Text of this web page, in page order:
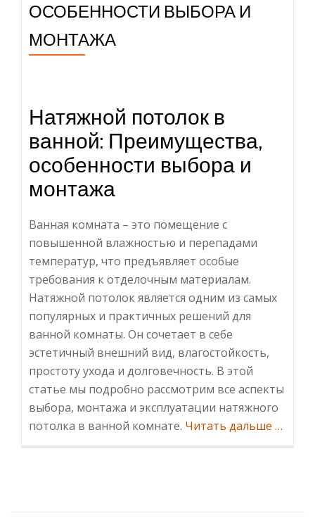
ОСОБЕННОСТИ ВЫБОРА И
МОНТАЖА
Натяжной потолок в
ванной: Преимущества,
особенности выбора и
монтажа
Ванная комната – это помещение с
повышенной влажностью и перепадами
температур, что предъявляет особые
требования к отделочным материалам.
Натяжной потолок является одним из самых
популярных и практичных решений для
ванной комнаты. Он сочетает в себе
эстетичный внешний вид, влагостойкость,
простоту ухода и долговечность. В этой
статье мы подробно рассмотрим все аспекты
выбора, монтажа и эксплуатации натяжного
потолка в ванной комнате. Читать дальше …